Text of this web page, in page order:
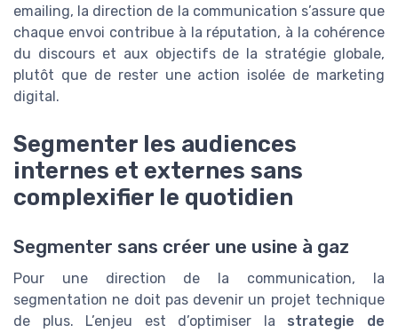
emailing, la direction de la communication s’assure que
chaque envoi contribue à la réputation, à la cohérence
du discours et aux objectifs de la stratégie globale,
plutôt que de rester une action isolée de marketing
digital.
Segmenter les audiences
internes et externes sans
complexifier le quotidien
Segmenter sans créer une usine à gaz
Pour une direction de la communication, la
segmentation ne doit pas devenir un projet technique
de plus. L’enjeu est d’optimiser la strategie de